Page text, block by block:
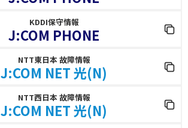
KDDI保守情報
J:COM PHONE
NTT東日本 故障情報
J:COM NET 光(N)
NTT西日本 故障情報
J:COM NET 光(N)